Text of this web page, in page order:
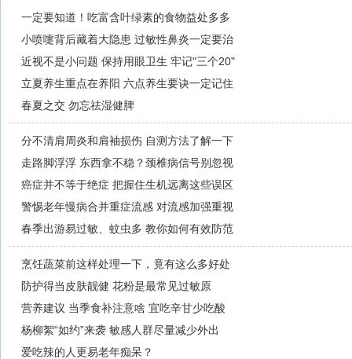
一定要知道！吃富含叶绿素的食物益处多多
小喷嚏背后藏着大隐患 过敏性鼻炎一定要治
近视不是小问题 保持用眼卫生 牢记"三个20"
立夏养生重点在养阳 六点养生要诀一定记住
春夏之交 勿忘祛湿健脾
分不清肩周炎和肩袖损伤 自测方法了解一下
走路脚浮浮 东西拿不稳？颈椎病信号别忽视
癌症并不等于绝症 把握住生机远离这些误区
警惕老年慢病合并重症流感 对流感加强重视
春季出游易过敏、蚊虫多 教你如何有效防范
烹饪蔬菜前这样处理一下，竟有这么多好处
防护得当皮肤靓健 花粉是最常见过敏原
营养建议 当季食补注意啥 宜吃辛甘少吃酸
杨柳絮“如约”来袭 敏感人群尽量减少外出
爱吃辣的人更易老年痴呆？